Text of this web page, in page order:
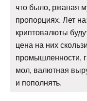
что было, ржаная
пропорциях. Лет
криптовалюты
цена на них
промышленности,
мол, валютная
и пополнять.